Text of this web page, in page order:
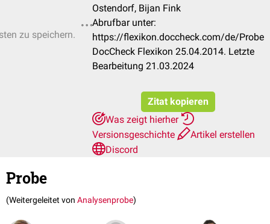
zu speichern.
Ostendorf, Bijan Fink
Abrufbar unter:
https://flexikon.doccheck.com/de/Probe
DocCheck Flexikon 25.04.2014. Letzte
Bearbeitung 21.03.2024
Zitat kopieren
Was zeigt hierher
Versionsgeschichte
Artikel erstellen
Discord
Probe
(Weitergeleitet von Analysenprobe)